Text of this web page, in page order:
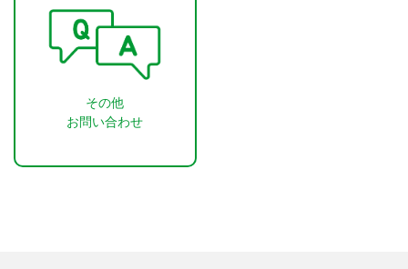
その他
お問い合わせ